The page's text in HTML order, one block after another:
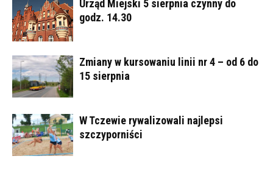
Urząd Miejski 5 sierpnia czynny do
godz. 14.30
Zmiany w kursowaniu linii nr 4 – od 6 do
15 sierpnia
W Tczewie rywalizowali najlepsi
szczyporniści